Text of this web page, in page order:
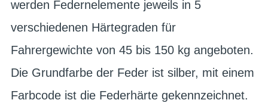
werden Federnelemente jeweils in 5
verschiedenen Härtegraden für
Fahrergewichte von 45 bis 150 kg angeboten.
Die Grundfarbe der Feder ist silber, mit einem
Farbcode ist die Federhärte gekennzeichnet.